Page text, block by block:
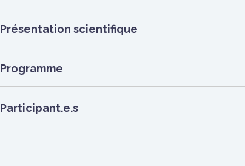
Présentation scientifique
Programme
Participant.e.s